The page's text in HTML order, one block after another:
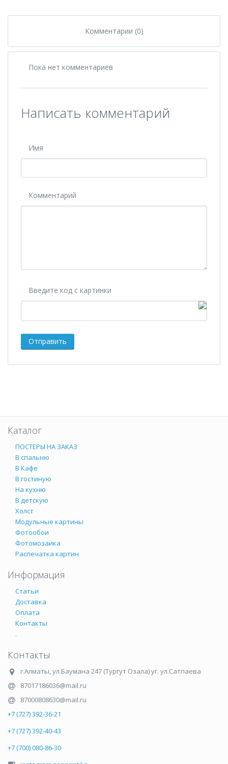
Комментарии (0)
Пока нет комментариев
Написать комментарий
Имя
Комментарий
Введите код с картинки
Каталог
ПОСТЕРЫ НА ЗАКАЗ
В спальню
В Кафе
В гостиную
На кухню
В детскую
Холст
Модульные картины
Фотообои
Фотомозаика
Распечатка картин
Информация
Статьи
Доставка
Оплата
Контакты
.
Контакты
г.Алматы,ул.Баумана 247 (Тургут Озала) уг. ул.Сатпаева
87017186036@mail.ru
87000808630@mail.ru
+7 (727) 392-36-21
+7 (727) 392-40-43
+7 (700) 080-86-30